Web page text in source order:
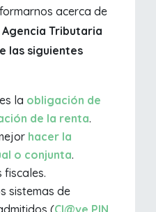
acerca de
Agencia Tributaria
las siguientes
la obligación de
de la renta.
hacer la
o conjunta.
fiscales.
sistemas de